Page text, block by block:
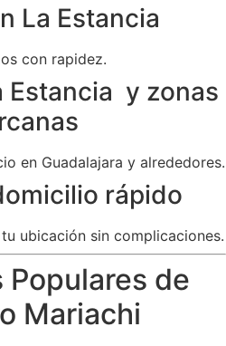
La Estancia
con rapidez.
Estancia y zonas
en Guadalajara y alrededores.
rápido
ubicación sin complicaciones.
Populares de
Mariachi